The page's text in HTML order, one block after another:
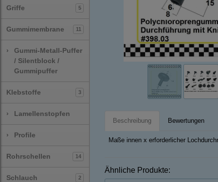
Griffe 5
Gummimembrane 11
›
Gummi-Metall-Puffer
/ Silentblock /
Gummipuffer
Klebstoffe 3
› Lamellenstopfen
› Profile
Rohrschellen 14
Schlauch 2
Beschreibung Bewertungen
Maße innen x erforderlicher
Ähnliche Produkte: